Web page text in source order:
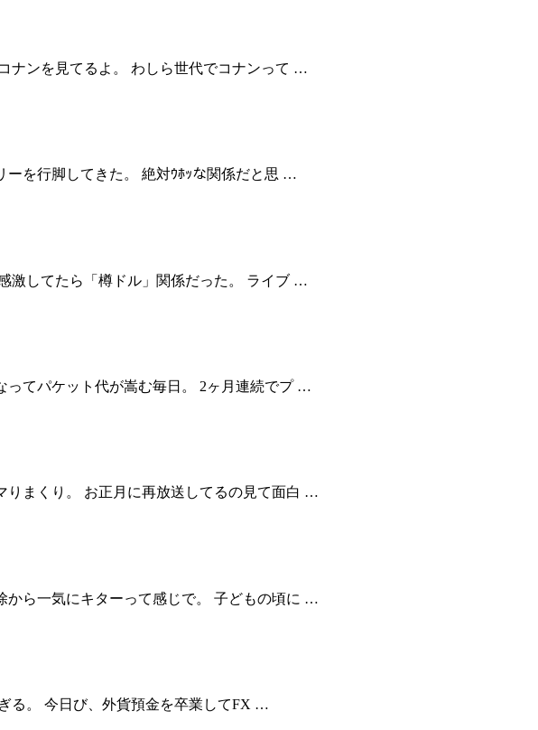
ナンを見てるよ。 わしら世代でコナンって …
ーを行脚してきた。 絶対ｳﾎｯな関係だと思 …
激してたら「樽ドル」関係だった。 ライブ …
ってパケット代が嵩む毎日。 2ヶ月連続でプ …
りまくり。 お正月に再放送してるの見て面白 …
から一気にキターって感じで。 子どもの頃に …
る。 今日び、外貨預金を卒業してFX …